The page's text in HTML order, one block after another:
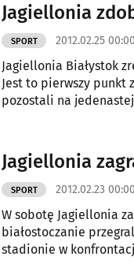
Jagiellonia
SPORT 2012.02.25 00:00
Jagiellonia Białystok
Jest to pierwszy punkt
pozostali na
Jagiellonia
SPORT 2012.02.23 00:00
W sobotę Jagiellonia
białostoczanie
stadionie w